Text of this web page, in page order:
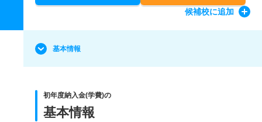
候補校に追加
基本情報
初年度納入金(学費)の
基本情報